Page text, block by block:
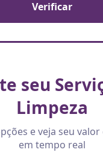
Verificar
seu
Limpeza
e veja seu
em tempo real